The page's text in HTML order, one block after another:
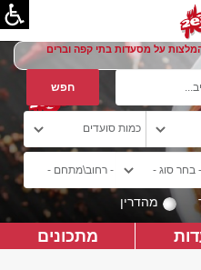
על מסעדות בתי קפה וברים
מהדרין
מתכונים